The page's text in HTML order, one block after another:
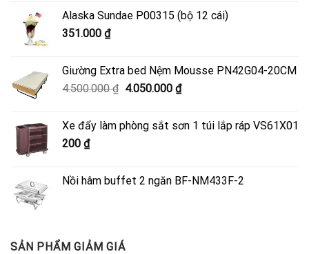
Alaska Sundae P00315 (bộ 12 cái)
351.000 ₫
Giường Extra bed Nệm Mousse PN42G04-20CM
4.500.000₫ Giá
4.500.000 ₫.
4.050.000 ₫Giá
là:
Xe đẩy làm phòng sắt sơn 1 túi lắp ráp VS61X01
200 ₫
Nồi hâm buffet 2 ngăn BF-NM433F-2
SẢN PHẨM GIẢM GIÁ